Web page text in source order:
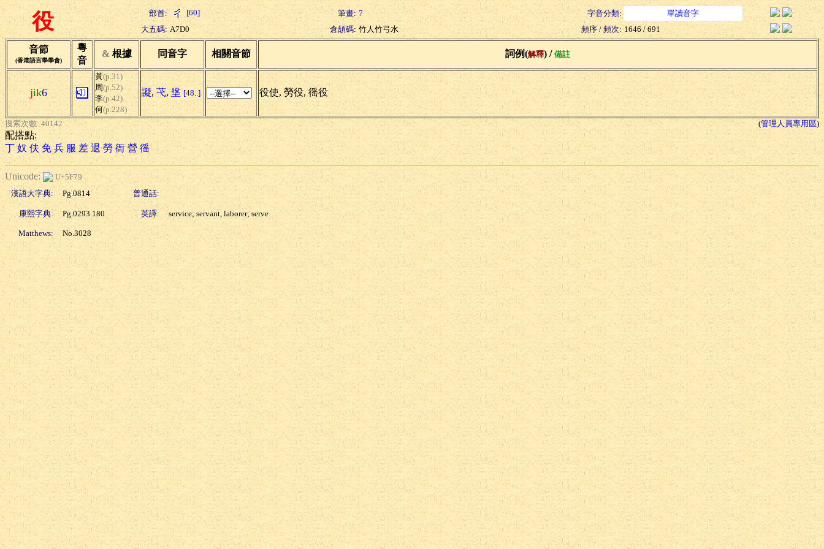
役 部首: [60] 筆畫: 7 字音分類:
單讀音字
大五碼: A7D0 倉頡碼: 竹人竹弓水 頻序 / 頻次: 1646 / 691
音節
(香港語言學學會)
粵
音
& 根據 同音字 相關音節 詞例(解釋) / 備註
jik6
黃(p.31)
周(p.52)
李(p.42)
何(p.228)
譺, 芅, 垼 [48..] 役使, 勞役, 徭役
搜索次數: 40142 (管理人員專用區)
配搭點:
丁 奴 伕 免 兵 服 差 退 勞 衙 營 徭
Unicode:
U+5F79
漢語大字典:
Pg.0814 普通話:
康熙字典: Pg.0293.180 英譯: service; servant, laborer; serve
Matthews: No.3028